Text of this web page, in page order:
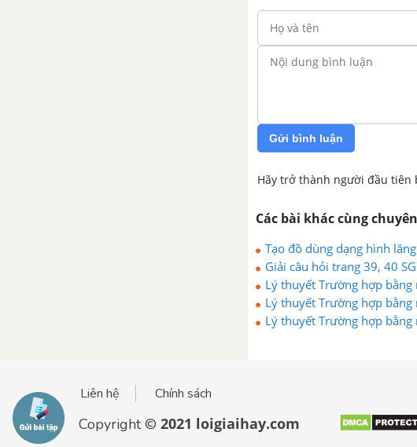
Gửi bình luận
Hãy trở thành người đầu tiên
Các bài khác cùng
Tạo đồ dùng dạng hình
Giải câu hỏi trang 39, 40
Lý thuyết Trường hợp bằng
Lý thuyết Trường hợp bằng
Lý thuyết Trường hợp bằng
Liên hệ Chính sách
Copyright © 2021 loigiaihay.com